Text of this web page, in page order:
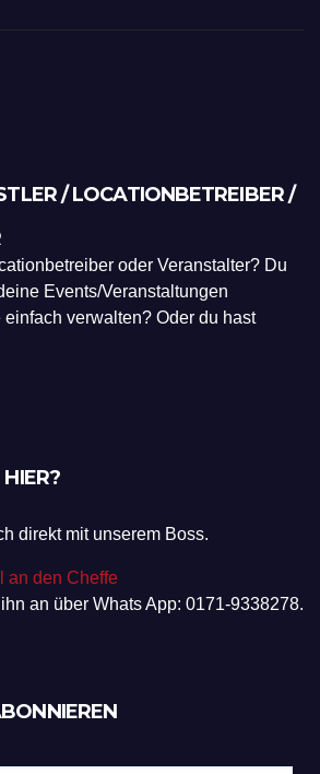
/ LOCATIONBETREIBER /
oder Veranstalter? Du
Events/Veranstaltungen
verwalten? Oder du hast
direkt mit unserem Boss.
an den Cheffe
an über Whats App: 0171-9338278.